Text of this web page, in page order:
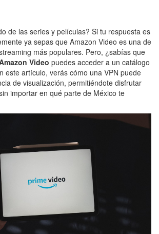
de las series y películas? Si tu respuesta es
ya sepas que Amazon Video es una de
más populares. Pero, ¿sabías que
Video puedes acceder a un catálogo
este artículo, verás cómo una VPN puede
de visualización, permitiéndote disfrutar
importar en qué parte de México te